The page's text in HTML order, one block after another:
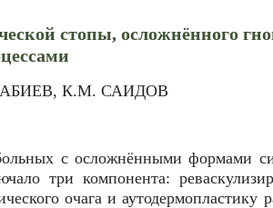
стопы, осложнённого
К.М. САИДОВ
с осложнёнными формами
три компонента:
очага и аутодермопластику